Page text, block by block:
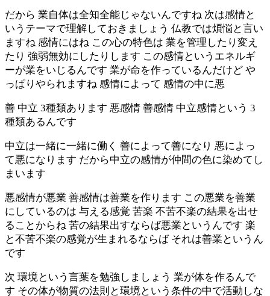
だから 業自体は全知全能じゃないんですね 次は感情と
いうテーマで理解しておきましょう 仏教では煩悩と言い
ますね 感情にはね この心の特色は 業を管理したり変え
たり 強弱無効にしたりします この感情というエネルギ
ーが業をいじるんです 業が命を作っているんだけど や
っぱりやられますね 感情によって 感情の中に悪
善 中立 3種類あります 悪感情 善感情 中立感情という 3
種類あるんです
中立は一緒に一緒に働く 善によって善になり 悪によっ
て悪になります だから中立の感情が仲間の色に染めてし
まいます
悪感情が悪業 善感情は善業を作ります この悪業を善業
にしているのは 与える感覚 苦楽 不苦不楽の結果を出せ
ることからね 苦の結果出すならば悪業というんです 楽
と不苦不楽の感覚が生まれるならば それは善業というん
です
次 環境という言葉を勉強しましょう 業が体を作るんで
す その体が物質の法則と環境という条件の中で活動しな